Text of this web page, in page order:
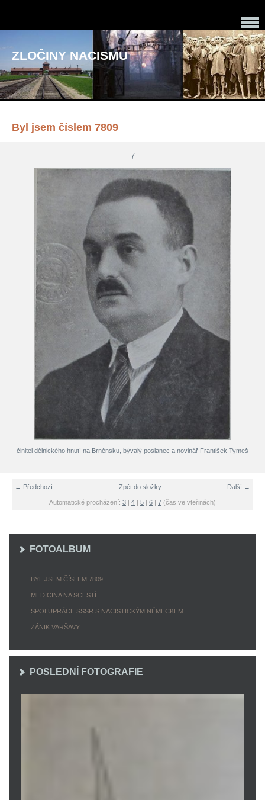
ZLOČINY NACISMU
Byl jsem číslem 7809
7
činitel dělnického hnutí na Brněnsku, bývalý poslanec a novinář František Tymeš
← Předchozí Další →
Zpět do složky
Automatické procházení: 3 | 4 | 5 | 6 | 7 (čas ve vteřinách)
FOTOALBUM
BYL JSEM ČÍSLEM 7809
MEDICINA NA SCESTÍ
SPOLUPRÁCE SSSR S NACISTICKÝM NĚMECKEM
ZÁNIK VARŠAVY
POSLEDNÍ FOTOGRAFIE